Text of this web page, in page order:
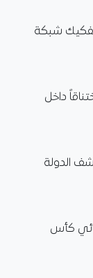
تفكيك شبكة
داخل
الدولة
كأس